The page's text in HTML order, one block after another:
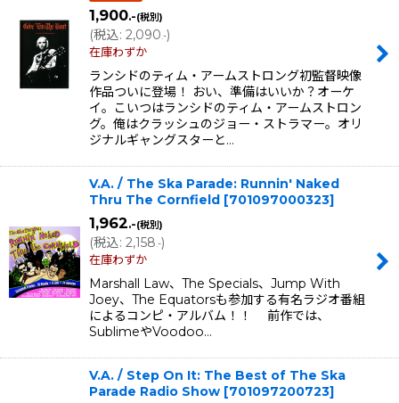
1,900.-(税別)
(税込: 2,090.-)
在庫わずか
ランシドのティム・アームストロング初監督映像
作品ついに登場！ おい、準備はいいか？オーケ
イ。こいつはランシドのティム・アームストロン
グ。俺はクラッシュのジョー・ストラマー。オリ
ジナルギャングスターと…
V.A. / The Ska Parade: Runnin' Naked
Thru The Cornfield [701097000323]
1,962.-(税別)
(税込: 2,158.-)
在庫わずか
Marshall Law、The Specials、Jump With
Joey、The Equatorsも参加する有名ラジオ番組
によるコンピ・アルバム！！ 前作では、
SublimeやVoodoo…
V.A. / Step On It: The Best of The Ska
Parade Radio Show [701097200723]